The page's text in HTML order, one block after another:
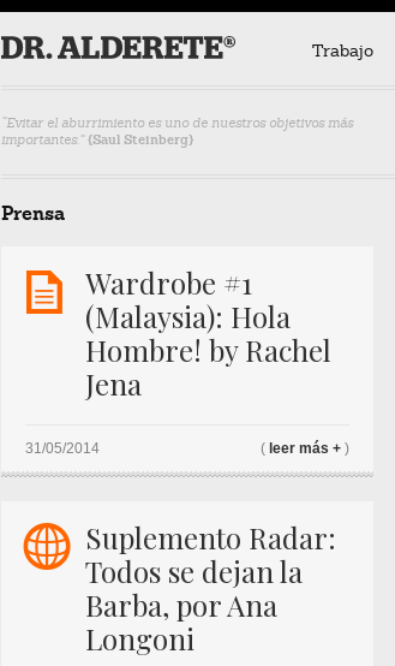
Trabajo
“Evitar el aburrimiento es uno de nuestros objetivos más
importantes.”{Saul Steinberg}
Prensa
K Wardrobe #1
(Malaysia): Hola
Hombre! by Rachel
Jena
31/05/2014 ( leer más + )
w Suplemento Radar:
Todos se dejan la
Barba, por Ana
Longoni